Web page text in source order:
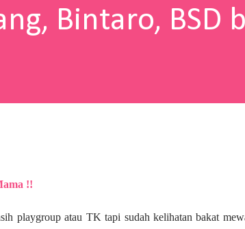
Bintaro, BSD
!!
playgroup atau TK tapi sudah kelihatan bakat